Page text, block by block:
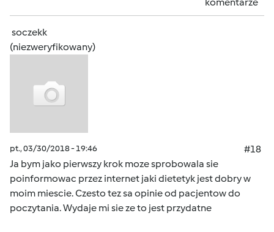
soczekk
(niezweryfikowany)
pt., 03/30/2018 - 19:46
#18
Ja bym jako pierwszy krok moze sprobowala sie
poinformowac przez internet jaki dietetyk jest dobry w
moim miescie. Czesto tez sa opinie od pacjentow do
poczytania. Wydaje mi sie ze to jest przydatne